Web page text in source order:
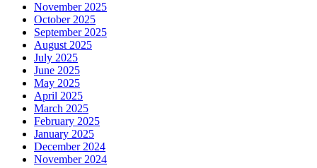
November 2025
October 2025
September 2025
August 2025
July 2025
June 2025
May 2025
April 2025
March 2025
February 2025
January 2025
December 2024
November 2024